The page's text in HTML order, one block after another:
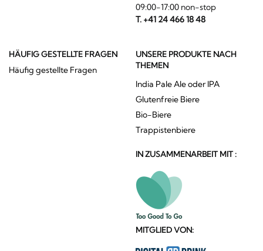
09:00-17:00 non-stop
T. +41 24 466 18 48
HÄUFIG GESTELLTE FRAGEN
Häufig gestellte Fragen
UNSERE PRODUKTE NACH
THEMEN
India Pale Ale oder IPA
Glutenfreie Biere
Bio-Biere
Trappistenbiere
IN ZUSAMMENARBEIT MIT :
MITGLIED VON: